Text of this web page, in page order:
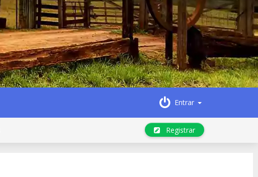
Entrar
Registrar